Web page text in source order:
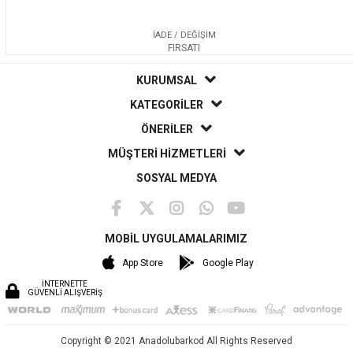
İADE / DEĞİŞİM
FIRSATI
KURUMSAL
KATEGORİLER
ÖNERİLER
MÜŞTERİ HİZMETLERİ
SOSYAL MEDYA
MOBİL UYGULAMALARIMIZ
App Store Google Play
İNTERNETTE
GÜVENLİ ALIŞVERİŞ
Copyright © 2021 Anadolubarkod All Rights Reserved